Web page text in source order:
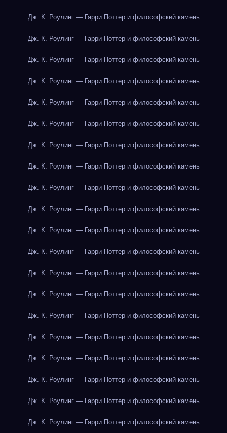
Дж. К. Роулинг — Гарри Поттер и философский камень
Дж. К. Роулинг — Гарри Поттер и философский камень
Дж. К. Роулинг — Гарри Поттер и философский камень
Дж. К. Роулинг — Гарри Поттер и философский камень
Дж. К. Роулинг — Гарри Поттер и философский камень
Дж. К. Роулинг — Гарри Поттер и философский камень
Дж. К. Роулинг — Гарри Поттер и философский камень
Дж. К. Роулинг — Гарри Поттер и философский камень
Дж. К. Роулинг — Гарри Поттер и философский камень
Дж. К. Роулинг — Гарри Поттер и философский камень
Дж. К. Роулинг — Гарри Поттер и философский камень
Дж. К. Роулинг — Гарри Поттер и философский камень
Дж. К. Роулинг — Гарри Поттер и философский камень
Дж. К. Роулинг — Гарри Поттер и философский камень
Дж. К. Роулинг — Гарри Поттер и философский камень
Дж. К. Роулинг — Гарри Поттер и философский камень
Дж. К. Роулинг — Гарри Поттер и философский камень
Дж. К. Роулинг — Гарри Поттер и философский камень
Дж. К. Роулинг — Гарри Поттер и философский камень
Дж. К. Роулинг — Гарри Поттер и философский камень